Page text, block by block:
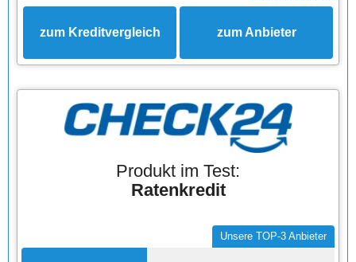
zum Kreditvergleich zum Anbieter
Produkt im Test:
Ratenkredit
Unsere TOP-3 Anbieter